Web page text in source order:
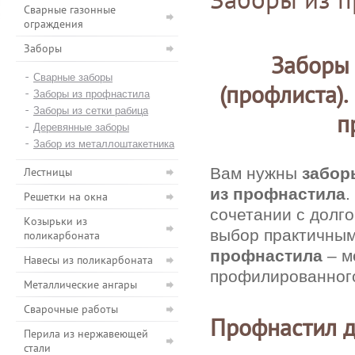
Заборы
Вам нужны
из профнастила.
сочетании с
выбор
профнастила –
Профнастил
Сварные газонные
ограждения
Заборы
Сварные заборы
Заборы из профнастила
Заборы из сетки рабица
Деревянные заборы
Забор из металлоштакетника
Лестницы
Решетки на окна
Козырьки из
поликарбоната
Навесы из поликарбоната
Металлические ангары
Сварочные работы
Перила из нержавеющей
стали